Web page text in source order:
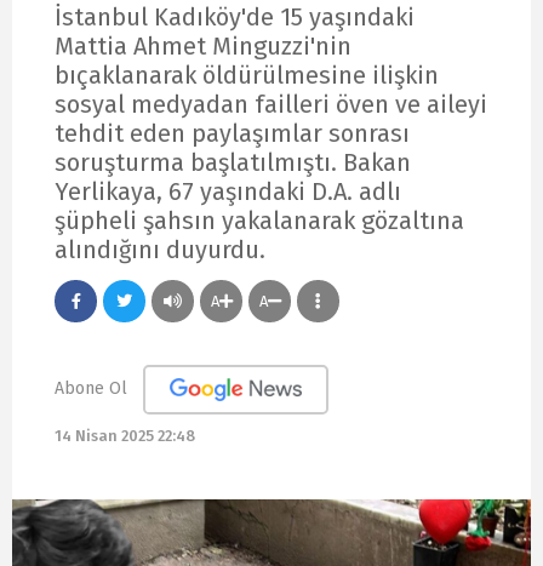
İstanbul Kadıköy'de 15 yaşındaki
Mattia Ahmet Minguzzi'nin
bıçaklanarak öldürülmesine ilişkin
sosyal medyadan failleri öven ve aileyi
tehdit eden paylaşımlar sonrası
soruşturma başlatılmıştı. Bakan
Yerlikaya, 67 yaşındaki D.A. adlı
şüpheli şahsın yakalanarak gözaltına
alındığını duyurdu.
A A
Abone Ol
14 Nisan 2025 22:48